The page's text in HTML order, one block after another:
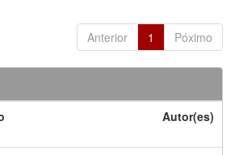
Anterior 1 Póximo
Autor(es)